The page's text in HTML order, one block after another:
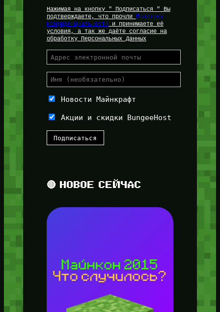
Нажимая на кнопку " Подписаться " Вы
подтверждаете, что прочли
Политику
Конфиденциальностии принимаете её
условия, а так же даёте согласие на
обработку Персональных Данных
Новости Майнкрафт
Акции и скидки BungeeHost
🔴 НОВОЕ СЕЙЧАС